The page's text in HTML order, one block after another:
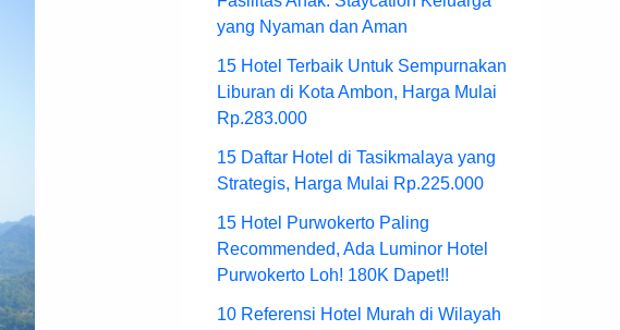
yang Nyaman dan Aman
15 Hotel Terbaik Untuk Sempurnakan
Liburan di Kota Ambon, Harga Mulai
Rp.283.000
15 Daftar Hotel di Tasikmalaya yang
Strategis, Harga Mulai Rp.225.000
15 Hotel Purwokerto Paling
Recommended, Ada Luminor Hotel
Purwokerto Loh! 180K Dapet!!
10 Referensi Hotel Murah di Wilayah